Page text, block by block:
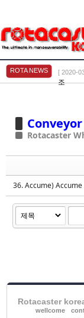
ROTA NEWS [ 2020-
조
Conveyor
Rotacaster
36. Accume)
Rotacaster
wellcome